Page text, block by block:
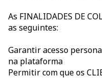
As FINALIDADES DE
as seguintes:
Garantir acesso
na plataforma
Permitir com que os